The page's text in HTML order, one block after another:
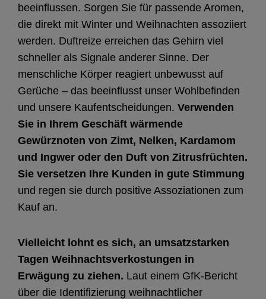
beeinflussen. Sorgen Sie für passende Aromen,
die direkt mit Winter und Weihnachten assoziiert
werden. Duftreize erreichen das Gehirn viel
schneller als Signale anderer Sinne. Der
menschliche Körper reagiert unbewusst auf
Gerüche – das beeinflusst unser Wohlbefinden
und unsere Kaufentscheidungen. Verwenden
Sie in Ihrem Geschäft wärmende
Gewürznoten von Zimt, Nelken, Kardamom
und Ingwer oder den Duft von Zitrusfrüchten.
Sie versetzen Ihre Kunden in gute Stimmung
und regen sie durch positive Assoziationen zum
Kauf an.
Vielleicht lohnt es sich, an umsatzstarken
Tagen Weihnachtsverkostungen in
Erwägung zu ziehen. Laut einem GfK-Bericht
über die Identifizierung weihnachtlicher